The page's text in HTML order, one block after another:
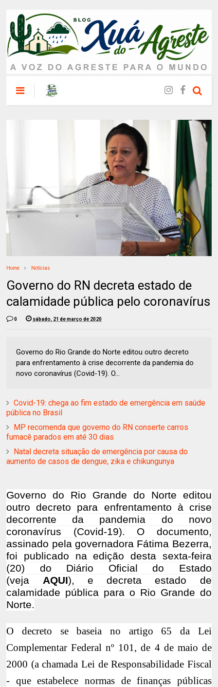
Home Notícias
Governo do RN decreta estado de
calamidade pública pelo coronavírus
0 sábado, 21 de março de 2020
Governo do Rio Grande do Norte editou outro decreto
para enfrentamento à crise decorrente da pandemia do
novo coronavírus (Covid-19). O...
Covid-19: chega ao fim estado de emergência em saúde
pública no Brasil
MP recomenda que governo do RN conserte carros
fumacê parados em até 30 dias
Natal decreta situação de emergência por causa do
aumento de casos de dengue, zika e chikungunya
Governo do Rio Grande do Norte editou
outro decreto para enfrentamento à crise
decorrente da pandemia do novo
coronavírus (Covid-19). O documento,
assinado pela governadora Fátima Bezerra,
foi publicado na edição desta sexta-feira
(20) do Diário Oficial do Estado
(veja AQUI), e decreta estado de
calamidade pública para o Rio Grande do
Norte.
O decreto se baseia no artigo 65 da Lei
Complementar Federal nº 101, de 4 de maio de
2000 (a chamada Lei de Responsabilidade Fiscal
- que estabelece normas de finanças públicas